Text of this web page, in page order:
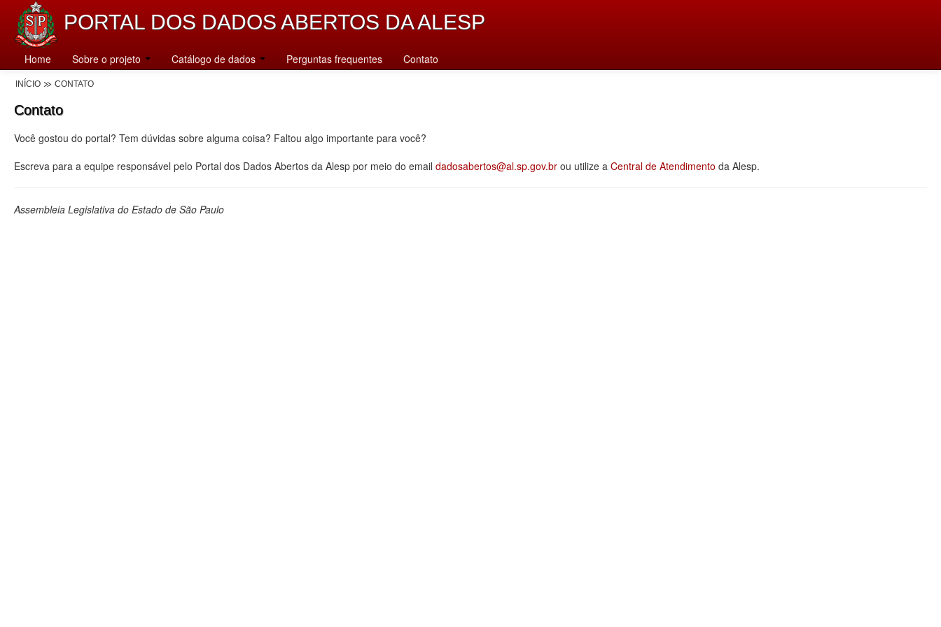
PORTAL DOS DADOS ABERTOS DA ALESP
Home Sobre o projeto Catálogo de dados Perguntas frequentes Contato
INÍCIO CONTATO
Contato
Você gostou do portal? Tem dúvidas sobre alguma coisa? Faltou algo importante para você?
Escreva para a equipe responsável pelo Portal dos Dados Abertos da Alesp por meio do email dadosabertos@al.sp.gov.br ou utilize a Central de Atendimento da Alesp.
Assembleia Legislativa do Estado de São Paulo